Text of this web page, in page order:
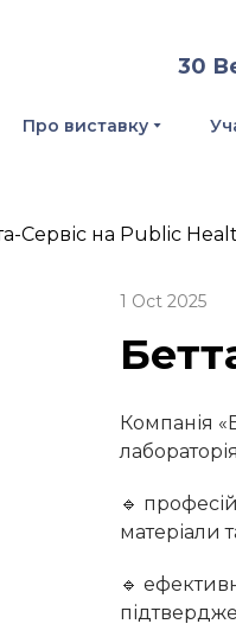
30
Про виставку
1 Oct 2025
Компанія
🔹
матеріали
🔹